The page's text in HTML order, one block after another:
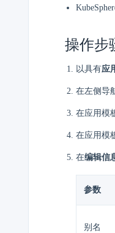
操作步
以具有应
在左侧导
在应用模
在应用模
在编辑信
参数
别名